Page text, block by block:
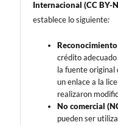
Internacional (CC BY-
establece lo siguiente:
Reconocimiento
crédito
la fuente original
un enlace a la
realizaron
No comercial
pueden ser